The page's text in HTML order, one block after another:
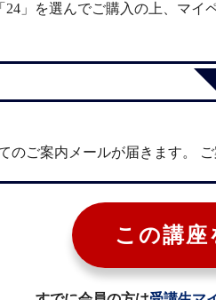
」を選んでご購入の上、マ
のご案内メールが届きます。
この講座